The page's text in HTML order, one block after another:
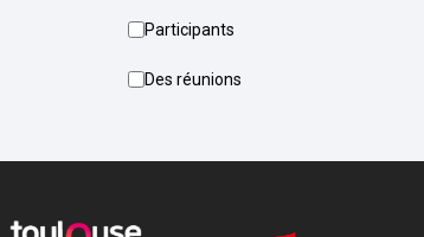
Participants
Des réunions